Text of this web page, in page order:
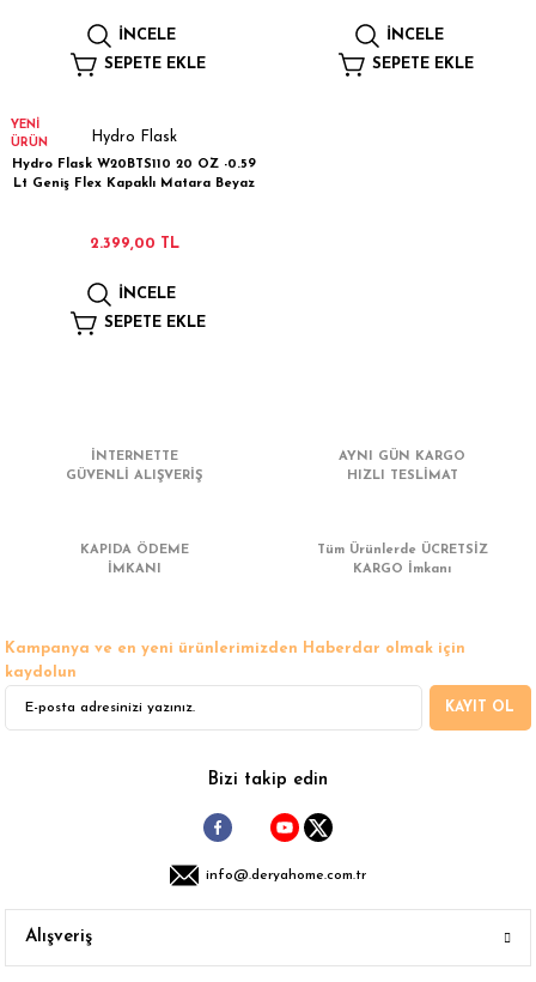
İNCELE
SEPETE EKLE
İNCELE
SEPETE EKLE
YENİ
ÜRÜN
Hydro Flask
Hydro Flask W20BTS110 20 OZ -0.59
Lt Geniş Flex Kapaklı Matara Beyaz
2.399,00 TL
İNCELE
SEPETE EKLE
İNTERNETTE
GÜVENLİ ALIŞVERİŞ
AYNI GÜN KARGO
HIZLI TESLİMAT
KAPIDA ÖDEME
İMKANI
Tüm Ürünlerde ÜCRETSİZ
KARGO İmkanı
Kampanya ve en yeni ürünlerimizden Haberdar olmak için
kaydolun
KAYIT OL
Bizi takip edin
info@.deryahome.com.tr
Alışveriş